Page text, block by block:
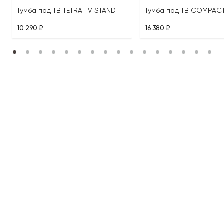
Тумба под ТВ TETRA TV STAND
10 290 ₽ 16 380 ₽